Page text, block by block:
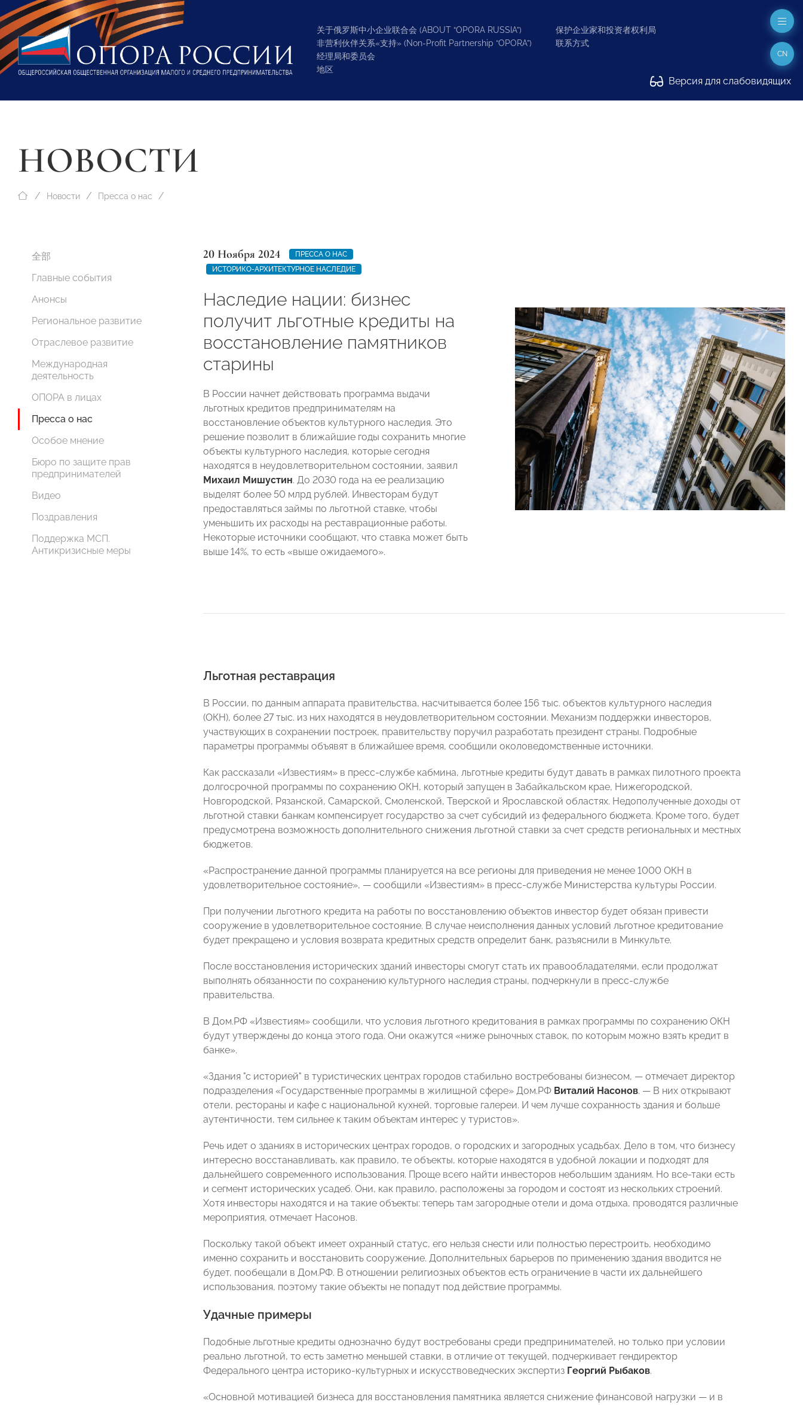
关于俄罗斯中小企业联合会 (ABOUT “OPORA RUSSIA”)
非营利伙伴关系«支持» (Non-Profit Partnership “OPORA”)
经理局和委员会
地区
保护企业家和投资者权利局
联系方式
Версия для слабовидящих
CN
НОВОСТИ
Новости Пресса о нас
全部
Главные события
Анонсы
Региональное развитие
Отраслевое развитие
Международная
деятельность
ОПОРА в лицах
Пресса о нас
Особое мнение
Бюро по защите прав
предпринимателей
Видео
Поздравления
Поддержка МСП.
Антикризисные меры
20 Ноября 2024
ПРЕССА О НАС
ИСТОРИКО-АРХИТЕКТУРНОЕ НАСЛЕДИЕ
Наследие нации: бизнес
получит льготные кредиты на
восстановление памятников
старины
В России начнет действовать программа выдачи
льготных кредитов предпринимателям на
восстановление объектов культурного наследия. Это
решение позволит в ближайшие годы сохранить многие
объекты культурного наследия, которые сегодня
находятся в неудовлетворительном состоянии, заявил
Михаил Мишустин. До 2030 года на ее реализацию
выделят более 50 млрд рублей. Инвесторам будут
предоставляться займы по льготной ставке, чтобы
уменьшить их расходы на реставрационные работы.
Некоторые источники сообщают, что ставка может быть
выше 14%, то есть «выше ожидаемого».
Льготная реставрация
В России, по данным аппарата правительства, насчитывается более 156 тыс. объектов культурного наследия
(ОКН), более 27 тыс. из них находятся в неудовлетворительном состоянии. Механизм поддержки инвесторов,
участвующих в сохранении построек, правительству поручил разработать президент страны. Подробные
параметры программы объявят в ближайшее время, сообщили околоведомственные источники.
Как рассказали «Известиям» в пресс-службе кабмина, льготные кредиты будут давать в рамках пилотного проекта
долгосрочной программы по сохранению ОКН, который запущен в Забайкальском крае, Нижегородской,
Новгородской, Рязанской, Самарской, Смоленской, Тверской и Ярославской областях. Недополученные доходы от
льготной ставки банкам компенсирует государство за счет субсидий из федерального бюджета. Кроме того, будет
предусмотрена возможность дополнительного снижения льготной ставки за счет средств региональных и местных
бюджетов.
«Распространение данной программы планируется на все регионы для приведения не менее 1000 ОКН в
удовлетворительное состояние», — сообщили «Известиям» в пресс-службе Министерства культуры России.
При получении льготного кредита на работы по восстановлению объектов инвестор будет обязан привести
сооружение в удовлетворительное состояние. В случае неисполнения данных условий льготное кредитование
будет прекращено и условия возврата кредитных средств определит банк, разъяснили в Минкульте.
После восстановления исторических зданий инвесторы смогут стать их правообладателями, если продолжат
выполнять обязанности по сохранению культурного наследия страны, подчеркнули в пресс-службе
правительства.
В Дом.РФ «Известиям» сообщили, что условия льготного кредитования в рамках программы по сохранению ОКН
будут утверждены до конца этого года. Они окажутся «ниже рыночных ставок, по которым можно взять кредит в
банке».
«Здания "с историей" в туристических центрах городов стабильно востребованы бизнесом, — отмечает директор
подразделения «Государственные программы в жилищной сфере» Дом.РФ Виталий Насонов. — В них открывают
отели, рестораны и кафе с национальной кухней, торговые галереи. И чем лучше сохранность здания и больше
аутентичности, тем сильнее к таким объектам интерес у туристов».
Речь идет о зданиях в исторических центрах городов, о городских и загородных усадьбах. Дело в том, что бизнесу
интересно восстанавливать, как правило, те объекты, которые находятся в удобной локации и подходят для
дальнейшего современного использования. Проще всего найти инвесторов небольшим зданиям. Но все-таки есть
и сегмент исторических усадеб. Они, как правило, расположены за городом и состоят из нескольких строений.
Хотя инвесторы находятся и на такие объекты: теперь там загородные отели и дома отдыха, проводятся различные
мероприятия, отмечает Насонов.
Поскольку такой объект имеет охранный статус, его нельзя снести или полностью перестроить, необходимо
именно сохранить и восстановить сооружение. Дополнительных барьеров по применению здания вводится не
будет, пообещали в Дом.РФ. В отношении религиозных объектов есть ограничение в части их дальнейшего
использования, поэтому такие объекты не попадут под действие программы.
Удачные примеры
Подобные льготные кредиты однозначно будут востребованы среди предпринимателей, но только при условии
реально льготной, то есть заметно меньшей ставки, в отличие от текущей, подчеркивает гендиректор
Федерального центра историко-культурных и искусствоведческих экспертиз Георгий Рыбаков.
«Основной мотивацией бизнеса для восстановления памятника является снижение финансовой нагрузки — и в